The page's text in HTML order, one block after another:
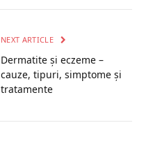
NEXT ARTICLE
Dermatite și eczeme –
cauze, tipuri, simptome și
tratamente